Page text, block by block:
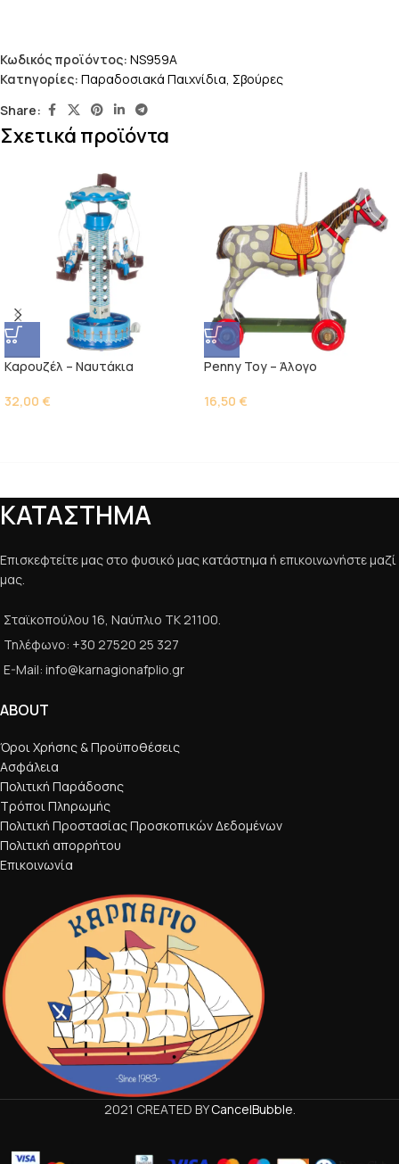
Κωδικός προϊόντος: NS959A
Κατηγορίες: Παραδοσιακά Παιχνίδια, Σβούρες
Share:
Σχετικά προϊόντα
Kαρουζέλ – Ναυτάκια
32,00 €
Penny Toy – Άλογο
16,50 €
ΚΑΤΑΣΤΗΜΑ
Επισκεφτείτε μας στο φυσικό μας κατάστημα ή επικοινωνήστε μαζί
μας.
Σταϊκοπούλου 16, Ναύπλιο ΤΚ 21100.
Τηλέφωνο: +30 27520 25 327
E-Mail: info@karnagionafplio.gr
ABOUT
Όροι Χρήσης & Προϋποθέσεις
Ασφάλεια
Πολιτική Παράδοσης
Τρόποι Πληρωμής
Πολιτική Προστασίας Προσκοπικών Δεδομένων
Πολιτική απορρήτου
Επικοινωνία
2021 CREATED BYCancelBubble.